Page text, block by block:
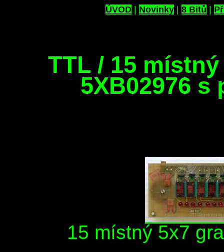
ÚVOD| Novinky| 8 Bitů
TTL / 15
5XB02976 s
15 místný 5x7